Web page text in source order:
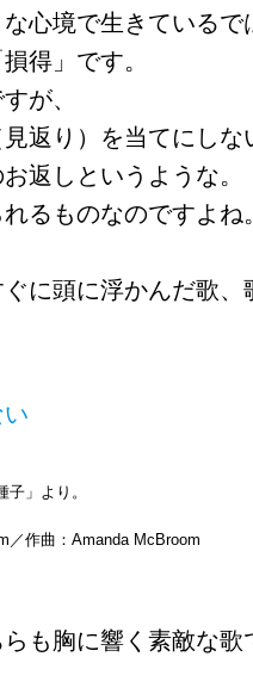
心境で生きているで
得」です。
が、
返り）を当てにしな
返しというような。
るものなのですよね。
に頭に浮かんだ歌、
」より。
／作曲：Amanda McBroom
も胸に響く素敵な歌